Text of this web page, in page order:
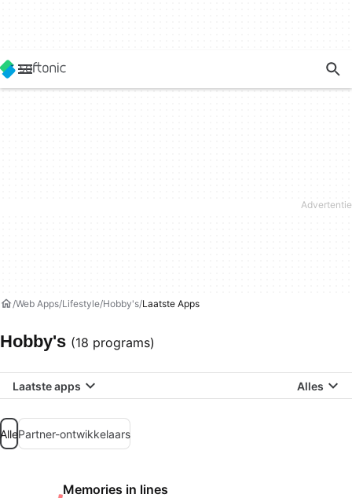
Web Apps Lifestyle Hobby's Laatste Apps
Hobby's (18 programs)
Laatste apps Alles
AllePartner-ontwikkelaars
Memories in lines